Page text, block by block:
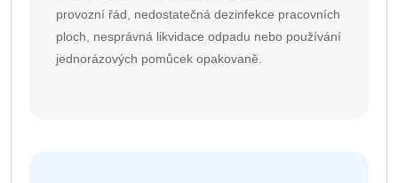
provozní řád, nedostatečná dezinfekce pracovních
ploch, nesprávná likvidace odpadu nebo používání
jednorázových pomůcek opakovaně.